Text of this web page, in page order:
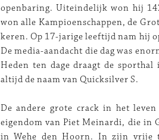
openbaring. Uiteindelijk won hij
won alle Kampioenschappen, de
keren. Op 17-jarige leeftijd nam hij
De media-aandacht die dag was
Heden ten dage draagt de
altijd de naam van Quicksilver S.
De andere grote crack in het
eigendom van Piet Meinardi, die in
in Wehe den Hoorn. In zijn vrije